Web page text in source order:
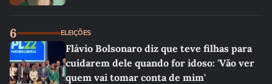
6 ELEIÇÕES
Flávio Bolsonaro diz que teve filhas para
cuidarem dele quando for idoso: 'Vão ver
quem vai tomar conta de mim'